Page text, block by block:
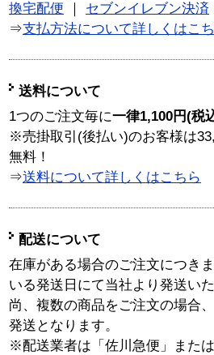
換宅配便
セブンイレブン決済
⇒支払方法について詳しくはこ
送料について
1つのご注文毎に一律1,100円(税
※売掛取引(後払い)のお客様は
無料！
⇒送料について詳しくはこちら
配送について
在庫がある場合のご注文につき
いる発送日にて当社より発送い
尚、複数の商品をご注文の場合
発送となります。
※配送業者は「佐川急便」また